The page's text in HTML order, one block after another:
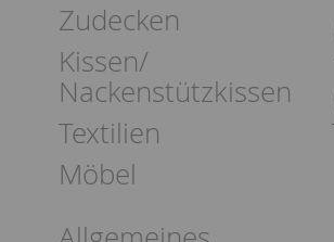
Zudecken
Kissen/
Nackenstützkissen
Textilien
Möbel